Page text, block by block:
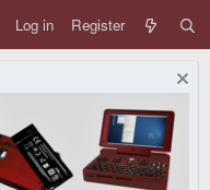
Log in Register